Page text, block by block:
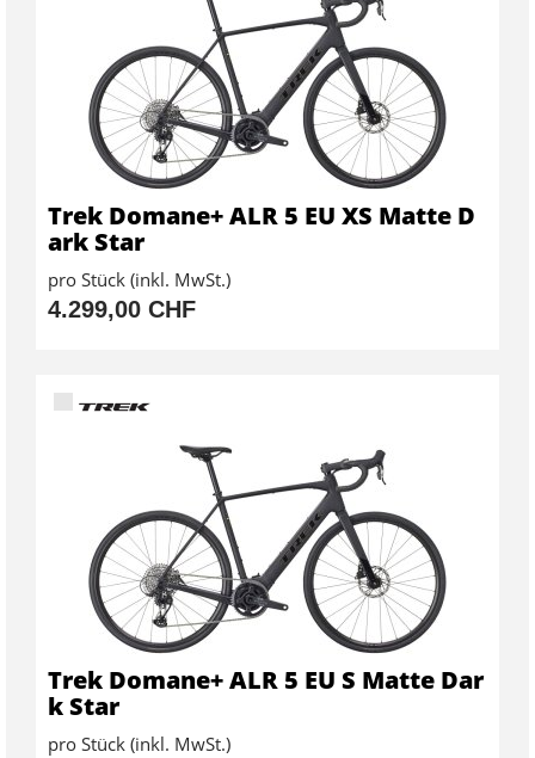
Trek Domane+ ALR 5 EU XS Matte D
ark Star
pro Stück (inkl. MwSt.)
4.299,00 CHF
Trek Domane+ ALR 5 EU S Matte Dar
k Star
pro Stück (inkl. MwSt.)